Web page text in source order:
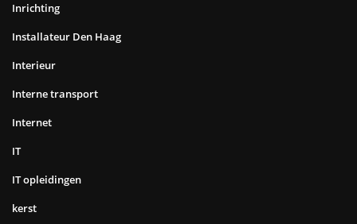
Inrichting
Installateur Den Haag
Interieur
Interne transport
Internet
IT
IT opleidingen
kerst